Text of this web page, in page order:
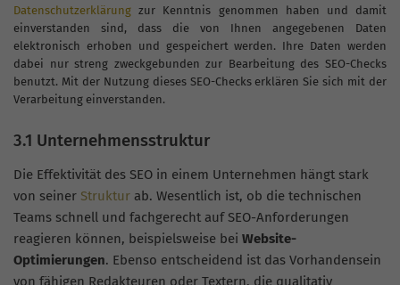
Datenschutzerklärung zur Kenntnis genommen haben und damit
einverstanden sind, dass die von Ihnen angegebenen Daten
elektronisch erhoben und gespeichert werden. Ihre Daten werden
dabei nur streng zweckgebunden zur Bearbeitung des SEO-Checks
benutzt. Mit der Nutzung dieses SEO-Checks erklären Sie sich mit der
Verarbeitung einverstanden.
3.1 Unternehmensstruktur
Die Effektivität des SEO in einem Unternehmen hängt stark
von seiner Struktur ab. Wesentlich ist, ob die technischen
Teams schnell und fachgerecht auf SEO-Anforderungen
reagieren können, beispielsweise bei Website-
Optimierungen. Ebenso entscheidend ist das Vorhandensein
von fähigen Redakteuren oder Textern, die qualitativ